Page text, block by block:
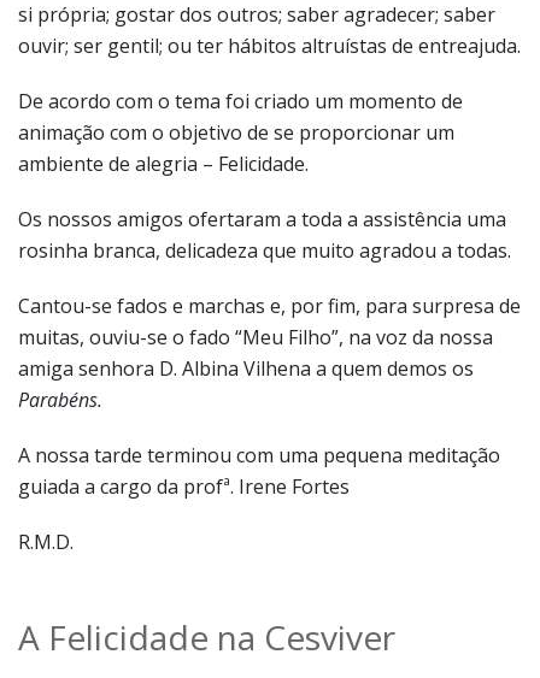
si própria; gostar dos outros; saber agradecer; saber
ouvir; ser gentil; ou ter hábitos altruístas de entreajuda.
De acordo com o tema foi criado um momento de
animação com o objetivo de se proporcionar um
ambiente de alegria – Felicidade.
Os nossos amigos ofertaram a toda a assistência uma
rosinha branca, delicadeza que muito agradou a todas.
Cantou-se fados e marchas e, por fim, para surpresa de
muitas, ouviu-se o fado “Meu Filho”, na voz da nossa
amiga senhora D. Albina Vilhena a quem demos os
Parabéns.
A nossa tarde terminou com uma pequena meditação
guiada a cargo da profª. Irene Fortes
R.M.D.
A Felicidade na Cesviver